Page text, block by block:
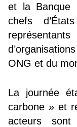
et la Banque
chefs
ONG et du
La journée
carbone » et
acteurs